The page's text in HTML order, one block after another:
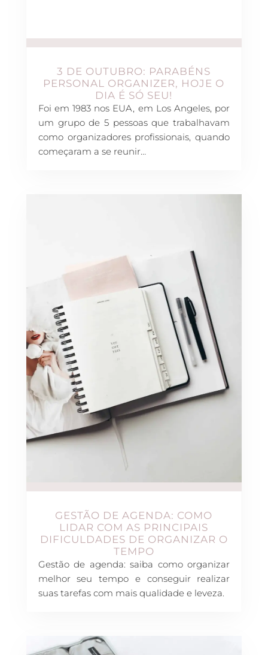
3 DE OUTUBRO: PARABÉNS
PERSONAL ORGANIZER, HOJE O
DIA É SÓ SEU!
Foi em 1983 nos EUA, em Los Angeles, por
um grupo de 5 pessoas que trabalhavam
como organizadores profissionais, quando
começaram a se reunir…
GESTÃO DE AGENDA: COMO
LIDAR COM AS PRINCIPAIS
DIFICULDADES DE ORGANIZAR O
TEMPO
Gestão de agenda: saiba como organizar
melhor seu tempo e conseguir realizar
suas tarefas com mais qualidade e leveza.